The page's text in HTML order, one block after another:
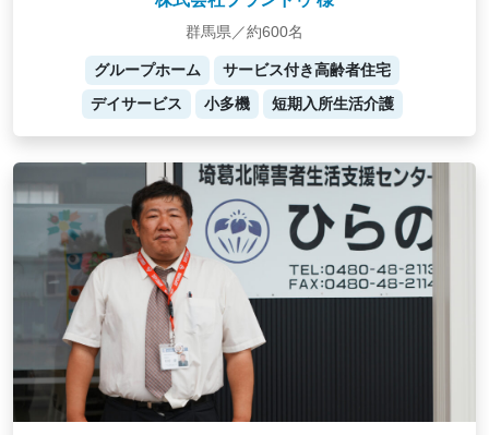
群馬県／約600名
グループホーム
サービス付き高齢者住宅
デイサービス
小多機 短期入所生活介護